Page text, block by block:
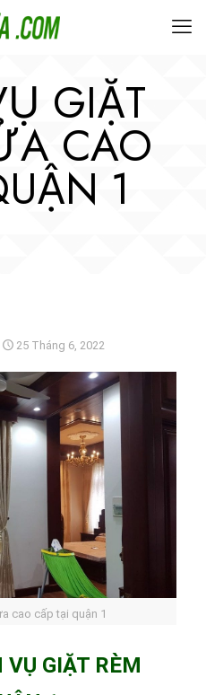
GIẶT
CAO
1
25 Tháng 6, 2022
cao cấp tại quận 1
VỤ GIẶT RÈM